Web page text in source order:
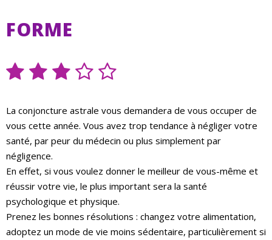
FORME
La conjoncture astrale vous demandera de vous occuper de
vous cette année. Vous avez trop tendance à négliger votre
santé, par peur du médecin ou plus simplement par
négligence.
En effet, si vous voulez donner le meilleur de vous-même et
réussir votre vie, le plus important sera la santé
psychologique et physique.
Prenez les bonnes résolutions : changez votre alimentation,
adoptez un mode de vie moins sédentaire, particulièrement si